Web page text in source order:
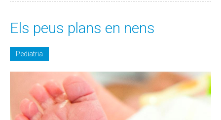
Els peus plans en nens
Pediatria